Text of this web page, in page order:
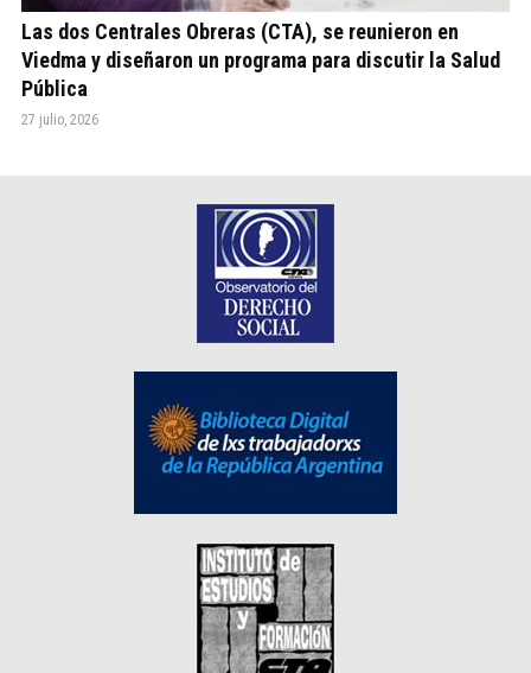
Las dos Centrales Obreras (CTA), se reunieron en
Viedma y diseñaron un programa para discutir la Salud
Pública
27 julio, 2026